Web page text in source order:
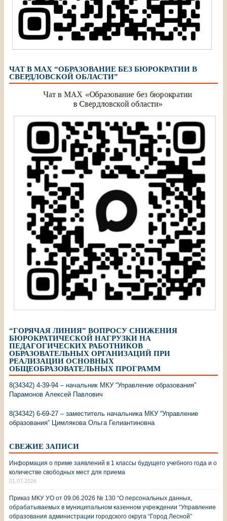
ЧАТ В МАХ “ОБРАЗОВАНИЕ БЕЗ БЮРОКРАТИИ В
СВЕРДЛОВСКОЙ ОБЛАСТИ”
“ГОРЯЧАЯ ЛИНИЯ” ВОПРОСУ СНИЖЕНИЯ
БЮРОКРАТИЧЕСКОЙ НАГРУЗКИ НА
ПЕДАГОГИЧЕСКИХ РАБОТНИКОВ
ОБРАЗОВАТЕЛЬНЫХ ОРГАНИЗАЦИЙ ПРИ
РЕАЛИЗАЦИИ ОСНОВНЫХ
ОБЩЕОБРАЗОВАТЕЛЬНЫХ ПРОГРАММ
8(34342) 4-39-94 – начальник МКУ “Управление образования”
Парамонов Алексей Павлович
8(34342) 6-69-27 – заместитель начальника МКУ “Управление
образования” Цимлякова Ольга Гелиантиновна
СВЕЖИЕ ЗАПИСИ
Информация о приме заявлений в 1 классы будущего учебного года и о
количестве свободных мест для приема
01.07.2026
Приказ МКУ УО от 09.06.2026 № 130 “О персональных данных,
обрабатываемых в муниципальном казенном учреждении “Управление
образования администрации городского округа “Город Лесной”